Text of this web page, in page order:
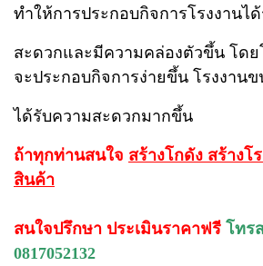
ทำให้การประกอบกิจการโรงงานไ
สะดวกและมีความคล่องตัวขึ้น โดย
จะประกอบกิจการง่ายขึ้น โรงงาน
ได้รับความสะดวกมากขึ้น
ถ้าทุกท่านสนใจ สร้างโกดัง สร้างโ
สินค้า
สนใจปรึกษา ประเมินราคาฟรี โทร
0817052132